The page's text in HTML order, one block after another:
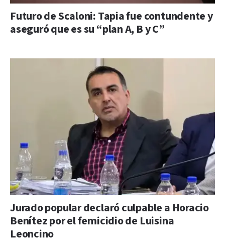
Futuro de Scaloni: Tapia fue contundente y
aseguró que es su “plan A, B y C”
Jurado popular declaró culpable a Horacio
Benítez por el femicidio de Luisina
Leoncino